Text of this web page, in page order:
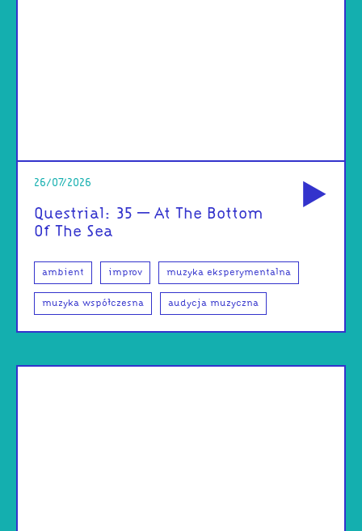
26/07/2026
Questrial: 35 – At The Bottom
Of The Sea
ambient improv muzyka eksperymentalna
muzyka współczesna audycja muzyczna